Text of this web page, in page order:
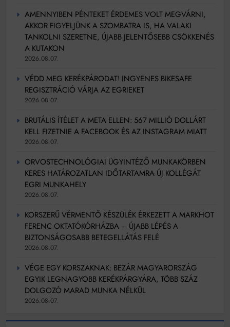
AMENNYIBEN PÉNTEKET ÉRDEMES VOLT MEGVÁRNI,
AKKOR FIGYELJÜNK A SZOMBATRA IS, HA VALAKI
TANKOLNI SZERETNE, ÚJABB JELENTŐSEBB CSÖKKENÉS
A KUTAKON
2026.08.07.
VÉDD MEG KERÉKPÁRODAT! INGYENES BIKESAFE
REGISZTRÁCIÓ VÁRJA AZ EGRIEKET
2026.08.07.
BRUTÁLIS ÍTÉLET A META ELLEN: 567 MILLIÓ DOLLÁRT
KELL FIZETNIE A FACEBOOK ÉS AZ INSTAGRAM MIATT
2026.08.07.
ORVOSTECHNOLÓGIAI ÜGYINTÉZŐ MUNKAKÖRBEN
KERES HATÁROZATLAN IDŐTARTAMRA ÚJ KOLLÉGÁT
EGRI MUNKAHELY
2026.08.07.
KORSZERŰ VÉRMENTŐ KÉSZÜLÉK ÉRKEZETT A MARKHOT
FERENC OKTATÓKÓRHÁZBA – ÚJABB LÉPÉS A
BIZTONSÁGOSABB BETEGELLÁTÁS FELÉ
2026.08.07.
VÉGE EGY KORSZAKNAK: BEZÁR MAGYARORSZÁG
EGYIK LEGNAGYOBB KERÉKPÁRGYÁRA, TÖBB SZÁZ
DOLGOZÓ MARAD MUNKA NÉLKÜL
2026.08.07.